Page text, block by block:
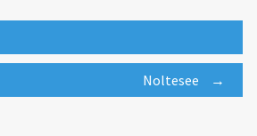
Noltesee →